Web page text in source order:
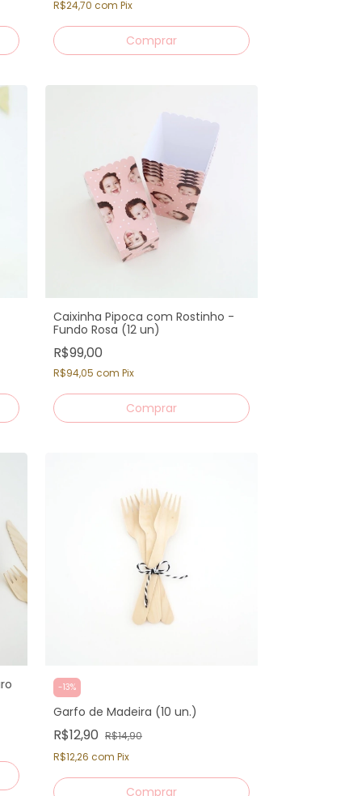
R$24,70 com Pix
Caixinha Pipoca com Rostinho -
Fundo Rosa (12 un)
R$99,00
R$94,05 com Pix
-13%
Garfo de Madeira (10 un.)
R$12,90 R$14,90
R$12,26 com Pix